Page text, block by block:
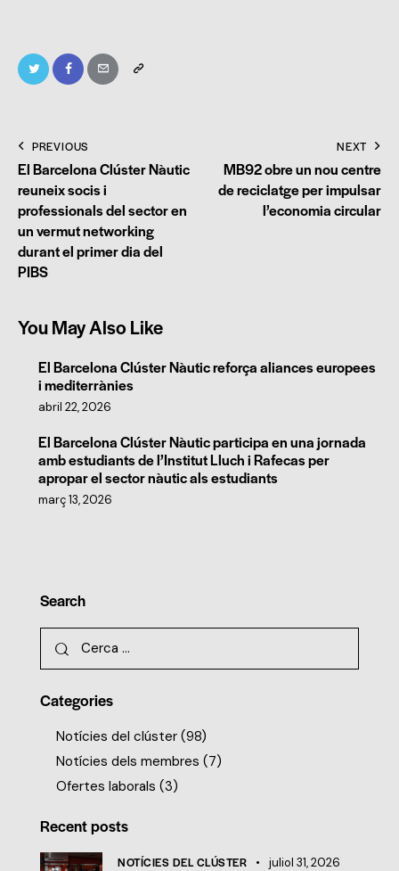
PREVIOUS
El Barcelona Clúster Nàutic
reuneix socis i
professionals del sector en
un vermut networking
durant el primer dia del
PIBS
NEXT
MB92 obre un nou centre
de reciclatge per impulsar
l’economia circular
You May Also Like
El Barcelona Clúster Nàutic reforça aliances europees
i mediterrànies
abril 22, 2026
El Barcelona Clúster Nàutic participa en una jornada
amb estudiants de l’Institut Lluch i Rafecas per
apropar el sector nàutic als estudiants
març 13, 2026
Search
Categories
Notícies del clúster (98)
Notícies dels membres (7)
Ofertes laborals (3)
Recent posts
NOTÍCIES DEL CLÚSTER juliol 31, 2026